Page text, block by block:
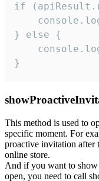
if
} else {
}
This method is used to
specific moment. For
proactive invitation after
online store.
And if you want to
open, you need to call